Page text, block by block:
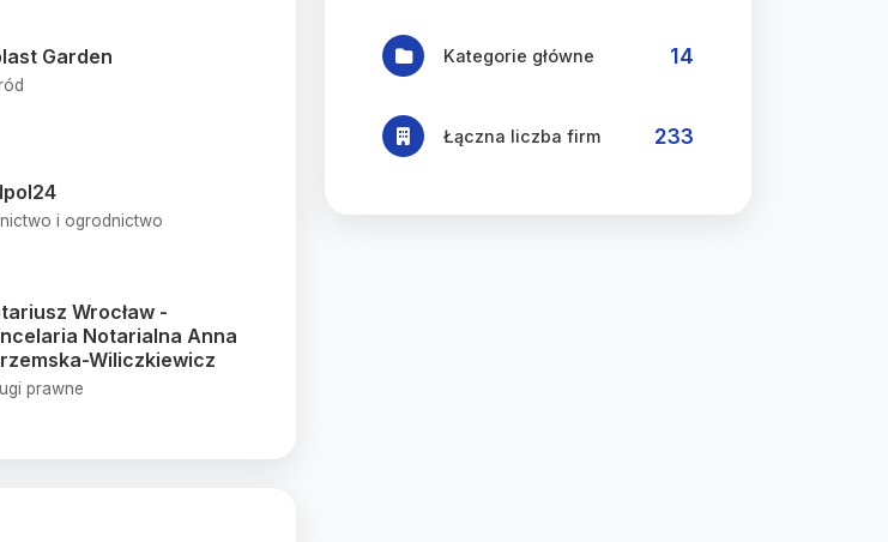
Garden
i ogrodnictwo
Wrocław -
Notarialna Anna
Wiliczkiewicz
prawne
Kategorie główne 14
Łączna liczba firm 233